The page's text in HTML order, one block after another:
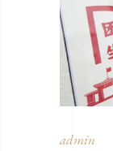
admin